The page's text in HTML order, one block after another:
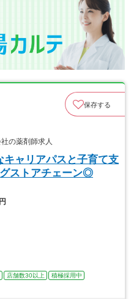
保存する
の薬剤師求人
キャリアパスと子育て支
ストアチェーン◎
店舗数30以上
積極採用中